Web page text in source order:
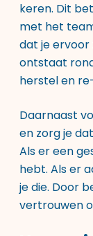
keren. Dit
met het
dat je
ontstaat
herstel en
Daarnaast
en zorg je
Als er een
hebt. Als er
je die. Door
vertrouwen